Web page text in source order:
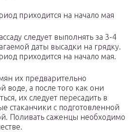
приходится на начало мая
следует выполнять за 3-4
даты высадки на грядку.
приходится на начало мая.
их предварительно
воде, а после того как они
их следует пересадить в
стаканчики с подготовленной
Поливать саженцы необходимо